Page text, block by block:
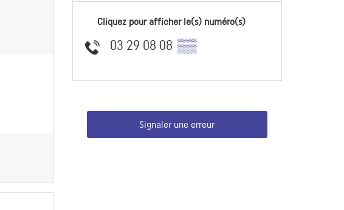
Cliquez pour afficher le(s) numéro(s)
03 29 08 08 ▒▒
Signaler une erreur